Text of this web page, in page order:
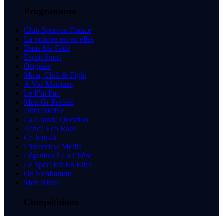
Programmes
Club Sport en France
La victoire est en elles
Dans Ma Fédé
Esprit Sport
Origines
Mma, Chill & Fight
A Vos Marques
Le P'tit Pac
Mon Gr Préféré
Unbreakable
La Grande Question
Africa Eco Race
Ce Jour-là
L'interview Media
Légendes à La Chêne
Le Sport Est En Elles
On S'enflamme
Mon Rituel
Compétitions